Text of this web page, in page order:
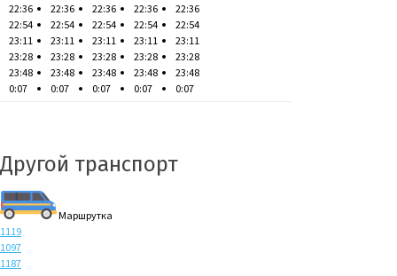
22:36
22:54
23:11
23:28
23:48
0:07
22:36
22:54
23:11
23:28
23:48
0:07
22:36
22:54
23:11
23:28
23:48
0:07
22:36
22:54
23:11
23:28
23:48
0:07
22:36
22:54
23:11
23:28
23:48
0:07
Другой транспорт
Маршрутка
1119
1097
1187